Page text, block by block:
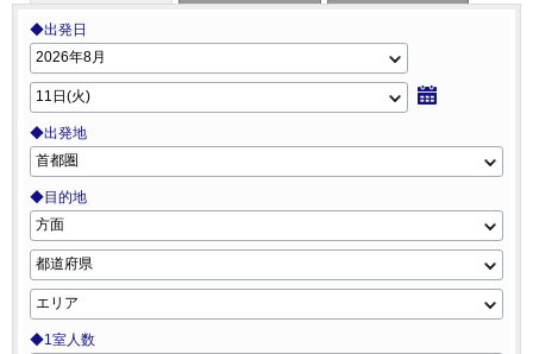
◆出発日
◆出発地
◆目的地
◆1室人数